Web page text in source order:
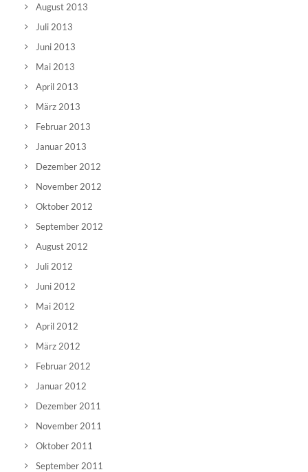
August 2013
Juli 2013
Juni 2013
Mai 2013
April 2013
März 2013
Februar 2013
Januar 2013
Dezember 2012
November 2012
Oktober 2012
September 2012
August 2012
Juli 2012
Juni 2012
Mai 2012
April 2012
März 2012
Februar 2012
Januar 2012
Dezember 2011
November 2011
Oktober 2011
September 2011